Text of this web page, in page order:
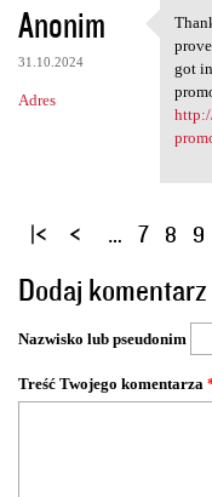
Anonim
31.10.2024
Adres
got
S
r
o
n
y
… 7 8 9
Dodaj komentarz
Nazwisko lub pseudonim
Treść Twojego komentarza